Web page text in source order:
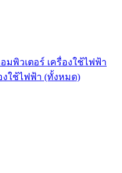
มพิวเตอร์ เครื่องใช้ไฟฟ้า
งใช้ไฟฟ้า (ทั้งหมด)